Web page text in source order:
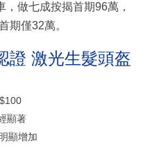
做七成按揭首期96萬，
期僅32萬。
證 激光生髮頭盔
顯著
顯增加